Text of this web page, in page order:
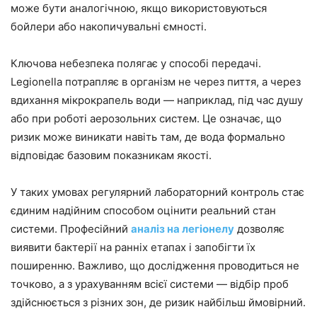
може бути аналогічною, якщо використовуються
бойлери або накопичувальні ємності.
Ключова небезпека полягає у способі передачі.
Legionella потрапляє в організм не через пиття, а через
вдихання мікрокрапель води — наприклад, під час душу
або при роботі аерозольних систем. Це означає, що
ризик може виникати навіть там, де вода формально
відповідає базовим показникам якості.
У таких умовах регулярний лабораторний контроль стає
єдиним надійним способом оцінити реальний стан
системи. Професійний аналіз на легіонелу дозволяє
виявити бактерії на ранніх етапах і запобігти їх
поширенню. Важливо, що дослідження проводиться не
точково, а з урахуванням всієї системи — відбір проб
здійснюється з різних зон, де ризик найбільш ймовірний.